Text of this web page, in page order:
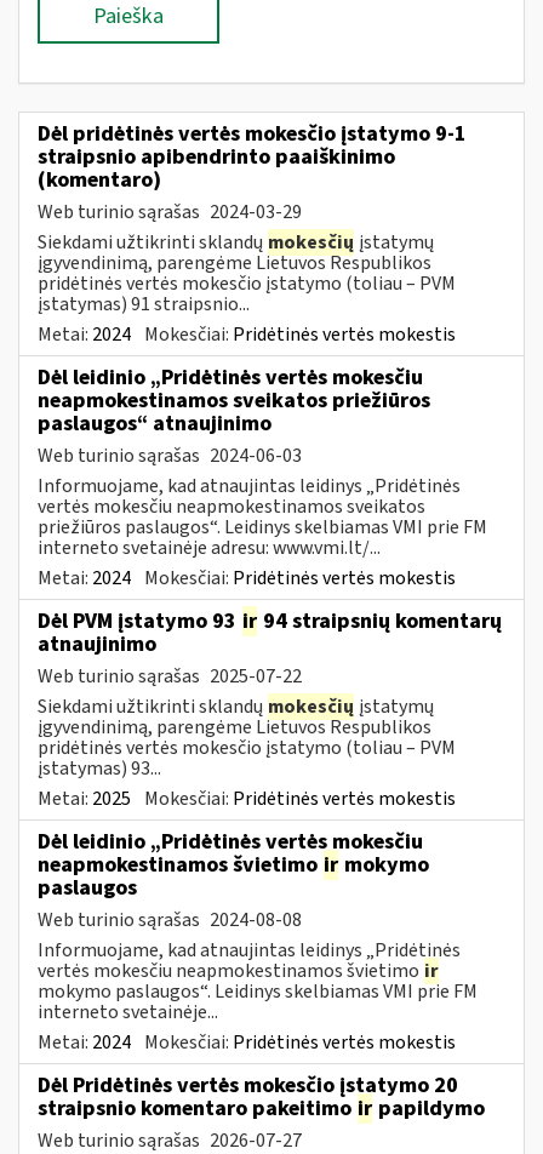
Paieška
Dėl pridėtinės vertės mokesčio įstatymo 9-1
straipsnio apibendrinto paaiškinimo
(komentaro)
Web turinio sąrašas 2024-03-29
Siekdami užtikrinti sklandų mokesčių įstatymų
įgyvendinimą, parengėme Lietuvos Respublikos
pridėtinės vertės mokesčio įstatymo (toliau – PVM
įstatymas) 91 straipsnio...
Metai: 2024 Mokesčiai: Pridėtinės vertės mokestis
Dėl leidinio „Pridėtinės vertės mokesčiu
neapmokestinamos sveikatos priežiūros
paslaugos“ atnaujinimo
Web turinio sąrašas 2024-06-03
Informuojame, kad atnaujintas leidinys „Pridėtinės
vertės mokesčiu neapmokestinamos sveikatos
priežiūros paslaugos“. Leidinys skelbiamas VMI prie FM
interneto svetainėje adresu: www.vmi.lt/...
Metai: 2024 Mokesčiai: Pridėtinės vertės mokestis
Dėl PVM įstatymo 93 ir 94 straipsnių komentarų
atnaujinimo
Web turinio sąrašas 2025-07-22
Siekdami užtikrinti sklandų mokesčių įstatymų
įgyvendinimą, parengėme Lietuvos Respublikos
pridėtinės vertės mokesčio įstatymo (toliau – PVM
įstatymas) 93...
Metai: 2025 Mokesčiai: Pridėtinės vertės mokestis
Dėl leidinio „Pridėtinės vertės mokesčiu
neapmokestinamos švietimo ir mokymo
paslaugos
Web turinio sąrašas 2024-08-08
Informuojame, kad atnaujintas leidinys „Pridėtinės
vertės mokesčiu neapmokestinamos švietimo ir
mokymo paslaugos“. Leidinys skelbiamas VMI prie FM
interneto svetainėje...
Metai: 2024 Mokesčiai: Pridėtinės vertės mokestis
Dėl Pridėtinės vertės mokesčio įstatymo 20
straipsnio komentaro pakeitimo ir papildymo
Web turinio sąrašas 2026-07-27